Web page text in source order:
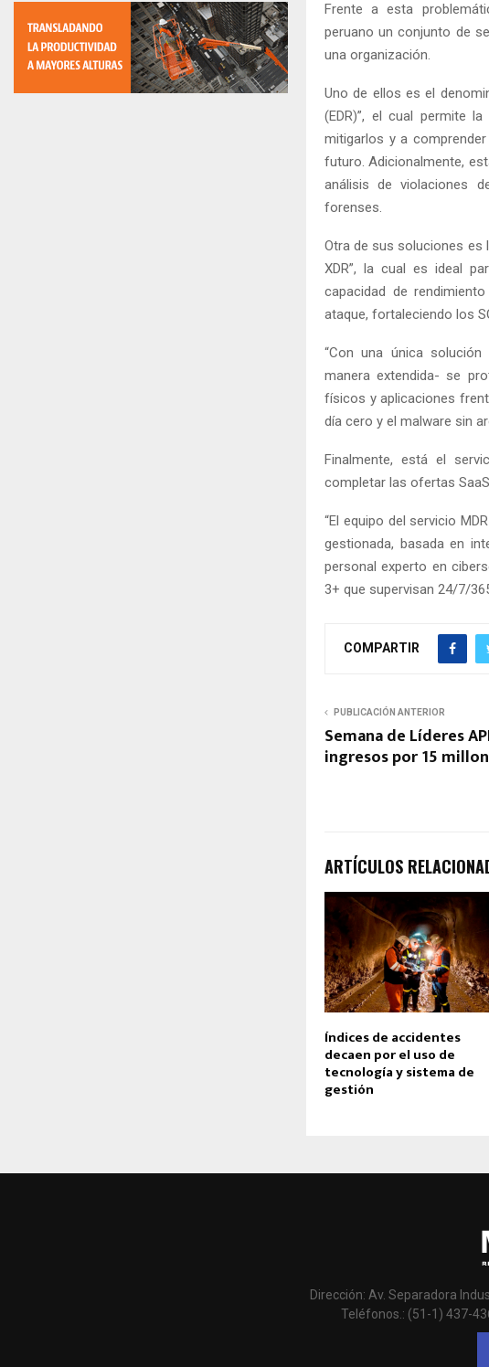
Frente a esta
peruano un conjunto de
una organización.
Uno de ellos es el
(EDR)”, el cual permite
mitigarlos y a
futuro. Adicionalmente,
análisis de violaciones
forenses.
Otra de sus soluciones es
XDR”, la cual es ideal
capacidad de
ataque, fortaleciendo los
“Con una única solución
manera extendida- se
físicos y aplicaciones
día cero y el malware sin
Finalmente, está el
completar las ofertas
“El equipo del servicio
gestionada, basada en
personal experto en
3+ que supervisan 24/7/
COMPARTIR
PUBLICACIÓN ANTERIOR
Semana de Líderes
ingresos por 15
ARTÍCULOS
Índices de accidentes
decaen por el uso de
tecnología y sistema de
gestión
Dirección: Av. Separadora
Teléfonos.: (51-1) 437-